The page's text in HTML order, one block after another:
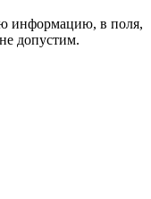
информацию, в поля,
допустим.